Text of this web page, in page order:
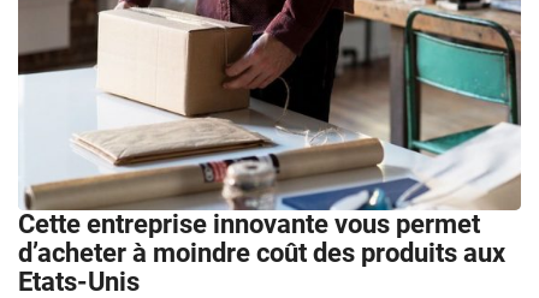
Cette entreprise innovante vous permet
d’acheter à moindre coût des produits aux
Etats-Unis